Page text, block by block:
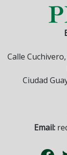
Calle
Ciudad
Email: